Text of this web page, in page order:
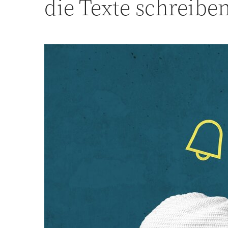
die Texte